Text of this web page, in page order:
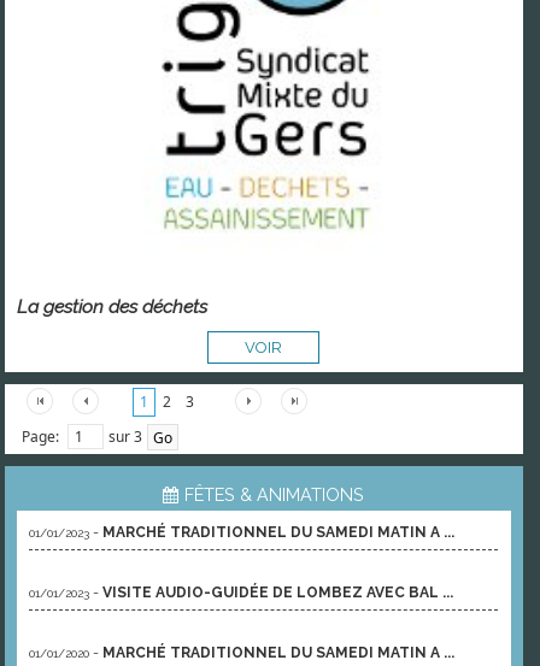
La gestion des déchets
VOIR
1 2
3
Page:
sur 3
FÊTES & ANIMATIONS
01/01/2023 - MARCHÉ TRADITIONNEL DU SAMEDI MATIN A ...
01/01/2023 -VISITE AUDIO-GUIDÉE DE LOMBEZ AVEC BAL ...
01/01/2020 - MARCHÉ TRADITIONNEL DU SAMEDI MATIN A ...